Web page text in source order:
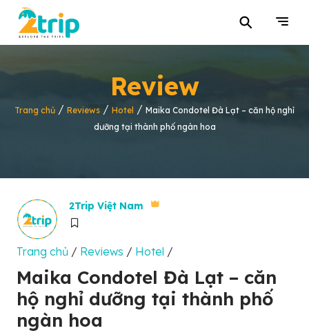
⚲
Review
Trang chủ / Reviews / Hotel / Maika Condotel Đà Lạt – căn hộ nghỉ
dưỡng tại thành phố ngàn hoa
2Trip Việt Nam
Trang chủ / Reviews / Hotel /
Maika Condotel Đà Lạt – căn
hộ nghỉ dưỡng tại thành phố
ngàn hoa